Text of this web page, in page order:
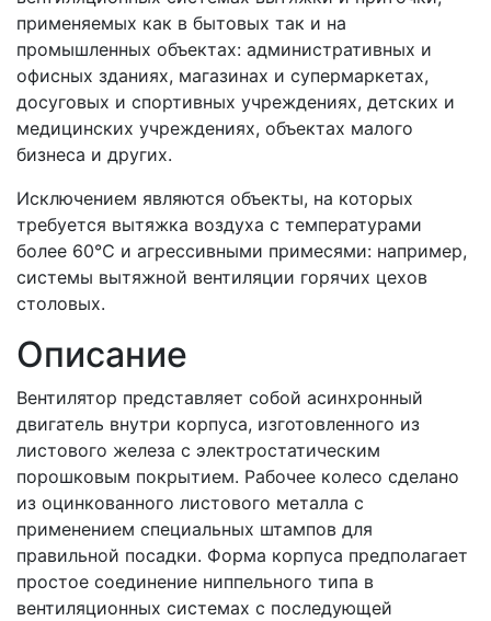
применяемых как в бытовых так и на
промышленных объектах: административных и
офисных зданиях, магазинах и супермаркетах,
досуговых и спортивных учреждениях, детских и
медицинских учреждениях, объектах малого
бизнеса и других.
Исключением являются объекты, на которых
требуется вытяжка воздуха с температурами
более 60℃ и агрессивными примесями: например,
системы вытяжной вентиляции горячих цехов
столовых.
Описание
Вентилятор представляет собой асинхронный
двигатель внутри корпуса, изготовленного из
листового железа с электростатическим
порошковым покрытием. Рабочее колесо сделано
из оцинкованного листового металла с
применением специальных штампов для
правильной посадки. Форма корпуса предполагает
простое соединение ниппельного типа в
вентиляционных системах с последующей